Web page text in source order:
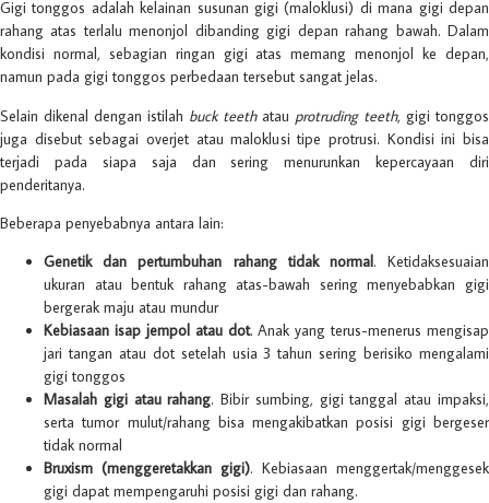
Gigi tonggos adalah kelainan susunan gigi (maloklusi) di mana gigi depan
rahang atas terlalu menonjol dibanding gigi depan rahang bawah. Dalam
kondisi normal, sebagian ringan gigi atas memang menonjol ke depan,
namun pada gigi tonggos perbedaan tersebut sangat jelas.
Selain dikenal dengan istilah buck teethatau protruding teeth, gigi tonggos
juga disebut sebagai overjet atau maloklusi tipe protrusi. Kondisi ini bisa
terjadi pada siapa saja dan sering menurunkan kepercayaan diri
penderitanya.
Beberapa penyebabnya antara lain:
Genetik dan pertumbuhan rahang tidak normal . Ketidaksesuaian
ukuran atau bentuk rahang atas-bawah sering menyebabkan gigi
bergerak maju atau mundur
Kebiasaan isap jempol atau dot. Anak yang terus-menerus mengisap
jari tangan atau dot setelah usia 3 tahun sering berisiko mengalami
gigi tonggos
Masalah gigi atau rahang. Bibir sumbing, gigi tanggal atau impaksi,
serta tumor mulut/rahang bisa mengakibatkan posisi gigi bergeser
tidak normal
Bruxism (menggeretakkan gigi). Kebiasaan menggertak/menggesek
gigi dapat mempengaruhi posisi gigi dan rahang.